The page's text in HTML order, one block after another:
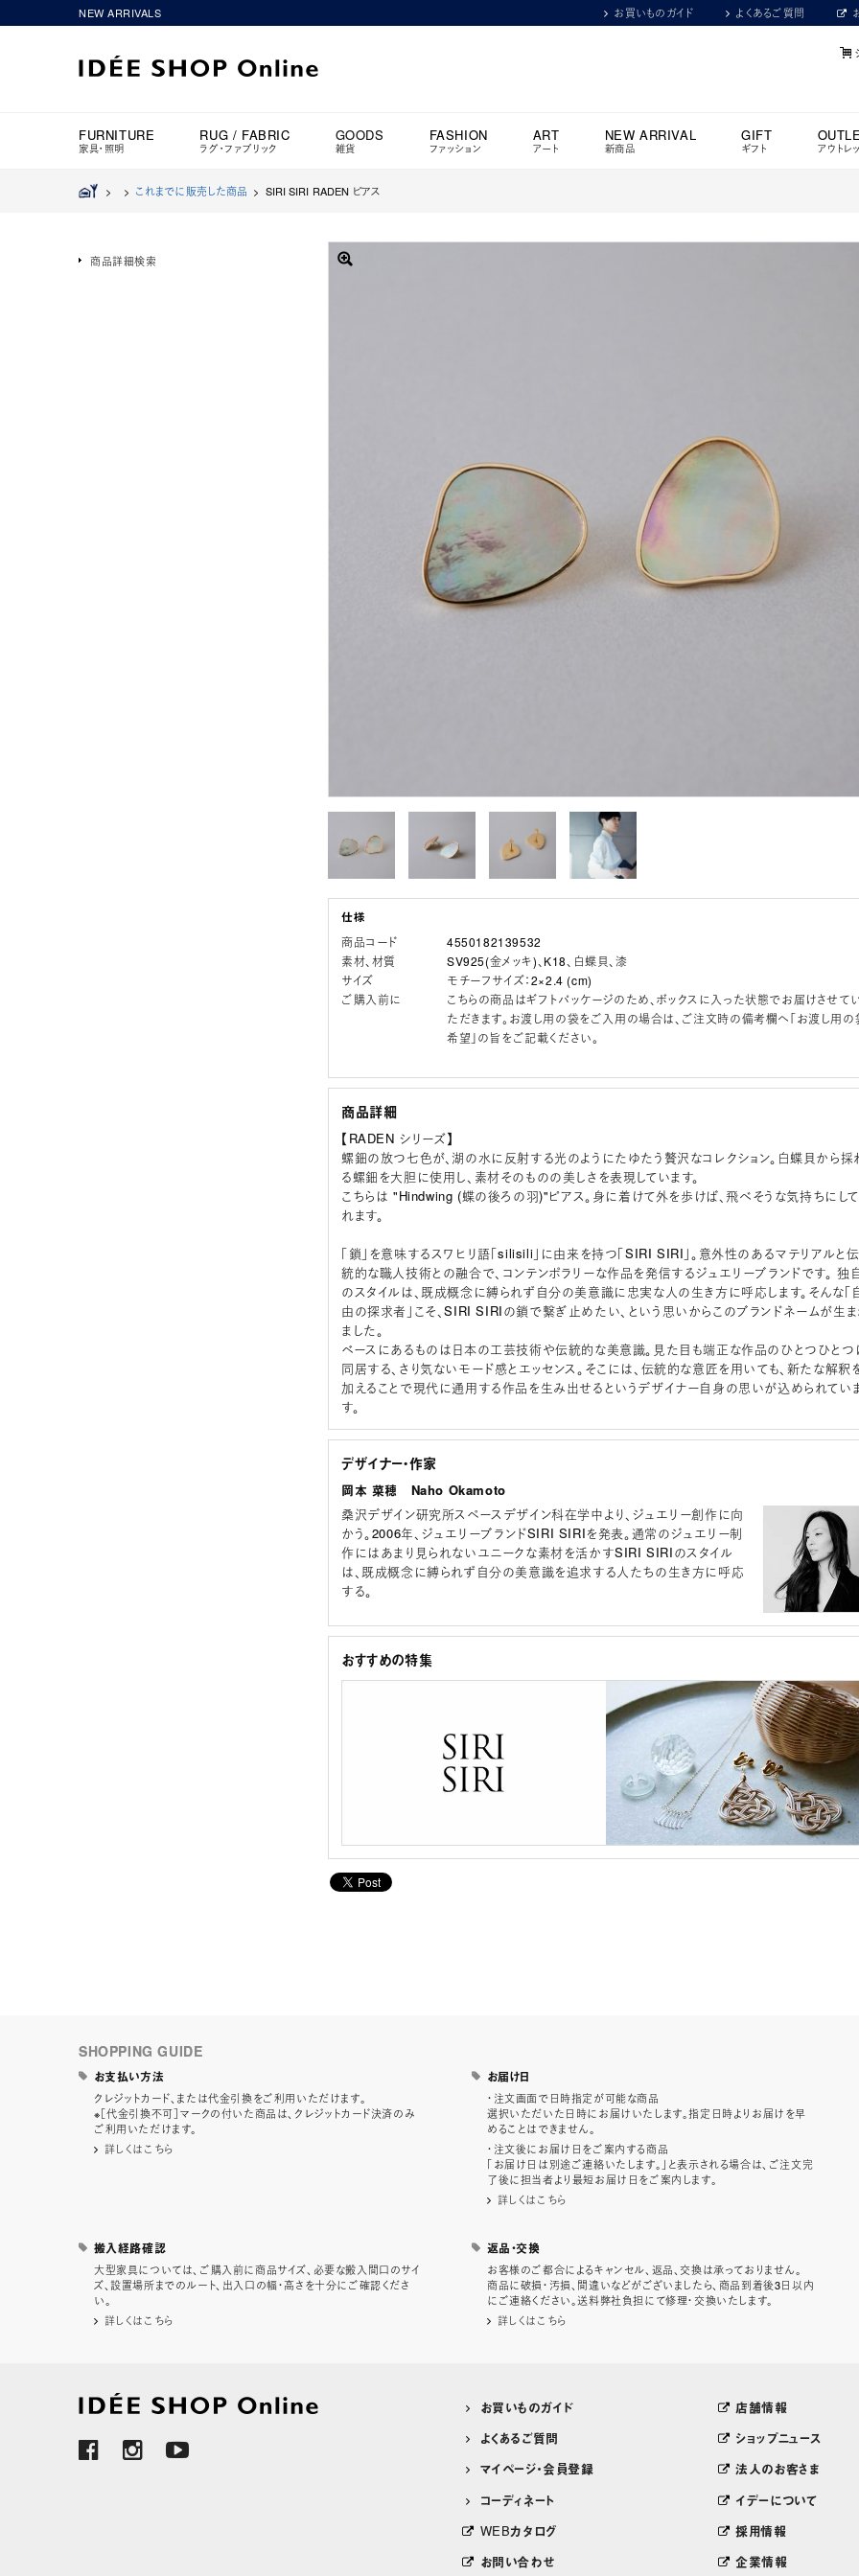
NEW ARRIVALS お買いものガイド よくあるご質問
FURNITURE
家具・照明
RUG / FABRIC
ラグ・ファブリック
GOODS
雑貨
FASHION
ファッション
ART
アート
NEW ARRIVAL
新商品
GIFT
ギフト アウトレ
> > これまでに販売した商品 > SIRI SIRI RADEN ピアス
商品コード
4550182139532
素材、材質
SV925(金メッキ)、K18、白蝶貝、漆
サイズ
モチーフサイズ：2×2.4 (cm)
ご購入前に
こちらの商品はギフトパッケージのため、ボックスに入った状態でお届けさせて
ただきます。お渡し用の袋をご入用の場合は、ご注文時の備考欄へ「お渡し用の
希望」の旨をご記載ください。
商品詳細
【RADEN シリーズ】
螺鈿の放つ七色が、湖の水に反射する光のようにたゆたう贅沢なコレクション。白蝶貝から採
る螺鈿を大胆に使用し、素材そのものの美しさを表現しています。
こちらは "Hindwing (蝶の後ろの羽)"ピアス。身に着けて外を歩けば、飛べそうな気持ちにして
れます。
「鎖」を意味するスワヒリ語「silisili」に由来を持つ「SIRI SIRI」。意外性のあるマテリアルと伝
統的な職人技術との融合で、コンテンポラリーな作品を発信するジュエリーブランドです。 独
のスタイルは、既成概念に縛られず自分の美意識に忠実な人の生き方に呼応します。そんな「
由の探求者」こそ、SIRI SIRIの鎖で繋ぎ止めたい、という思いからこのブランドネームが生
ました。
ベースにあるものは日本の工芸技術や伝統的な美意識。見た目も端正な作品のひとつひとつ
同居する、さり気ないモード感とエッセンス。そこには、伝統的な意匠を用いても、新たな解釈
加えることで現代に通用する作品を生み出せるというデザイナー自身の思いが込められてい
す。
デザイナー・作家
岡本 菜穂 Naho Okamoto
桑沢デザイン研究所スペースデザイン科在学中より、ジュエリー創作に向
かう。2006年、ジュエリーブランドSIRI SIRIを発表。通常のジュエリー制
作にはあまり見られないユニークな素材を活かすSIRI SIRIのスタイル
は、既成概念に縛られず自分の美意識を追求する人たちの生き方に呼応
する。
おすすめの特集
商品詳細検索
SHOPPING GUIDE
お支払い方法
クレジットカード、または代金引換をご利用いただけます。
※［代金引換不可］マークの付いた商品は、クレジットカード決済のみ
ご利用いただけます。
詳しくはこちら
お届け日
・注文画面で日時指定が可能な商品
選択いただいた日時にお届けいたします。指定日時よりお届けを早
めることはできません。
・注文後にお届け日をご案内する商品
「お届け日は別途ご連絡いたします。」と表示される場合は、ご注文完
了後に担当者より最短お届け日をご案内します。
詳しくはこちら
搬入経路確認
大型家具については、ご購入前に商品サイズ、必要な搬入間口のサイ
ズ、設置場所までのルート、出入口の幅・高さを十分にご確認くださ
い。
詳しくはこちら
返品・交換
お客様のご都合によるキャンセル、返品、交換は承っておりません。
商品に破損・汚損、間違いなどがございましたら、商品到着後3日以内
にご連絡ください。送料弊社負担にて修理・交換いたします。
詳しくはこちら
お買いものガイド
よくあるご質問
マイページ・会員登録
コーディネート
WEBカタログ
お問い合わせ
店舗情報
ショップニュース
法人のお客さま
イデーについて
採用情報
企業情報